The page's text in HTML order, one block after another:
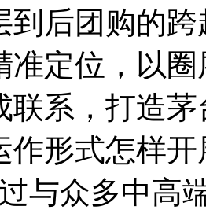
到后团购的
准定位，以
联系，打造
形式怎样开
众多中高端